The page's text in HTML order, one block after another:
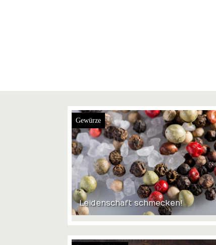
Gewürze
Leidenschaft schmecken!